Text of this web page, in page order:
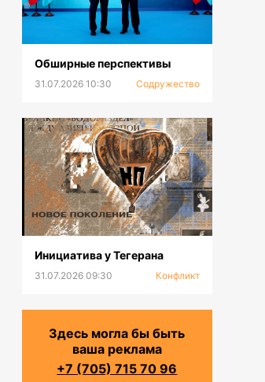
Обширные перспективы
31.07.2026 10:30 Содружество
Инициатива у Тегерана
31.07.2026 09:30 Конфликт
Здесь могла бы быть
ваша реклама
+7 (705) 715 70 96